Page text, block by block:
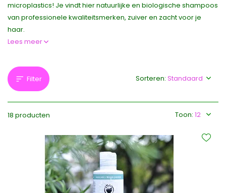
microplastics! Je vindt hier natuurlijke en biologische shampoos
van professionele kwaliteitsmerken, zuiver en zacht voor je
haar.
Lees meer
Filter
18 producten Toon:
Sorteren: